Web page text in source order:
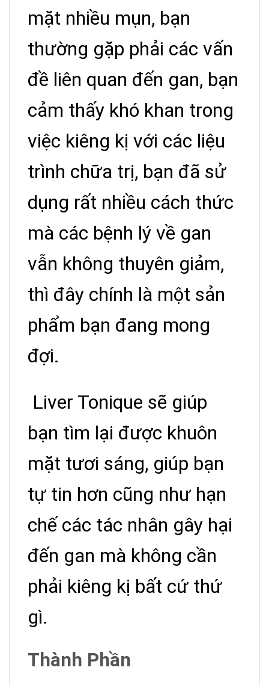
mặt nhiều mụn, bạn
thường gặp phải các vấn
đề liên quan đến gan, bạn
cảm thấy khó khan trong
việc kiêng kị với các liệu
trình chữa trị, bạn đã sử
dụng rất nhiều cách thức
mà các bệnh lý về gan
vẫn không thuyên giảm,
thì đây chính là một sản
phẩm bạn đang mong
đợi.
Liver Tonique sẽ giúp
bạn tìm lại được khuôn
mặt tươi sáng, giúp bạn
tự tin hơn cũng như hạn
chế các tác nhân gây hại
đến gan mà không cần
phải kiêng kị bất cứ thứ
gì.
Thành Phần